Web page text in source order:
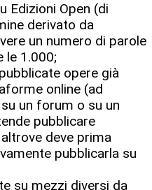
Edizioni Open (di
derivato da
un numero di parole
le 1.000;
opere già
online (ad
un forum o su un
pubblicare
altrove deve prima
pubblicarla su
su mezzi diversi da